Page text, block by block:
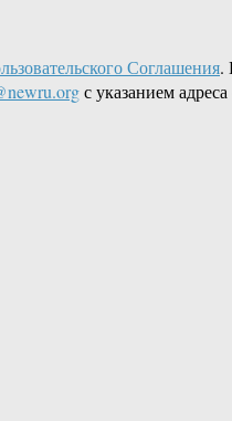
Соглашения.
с указанием